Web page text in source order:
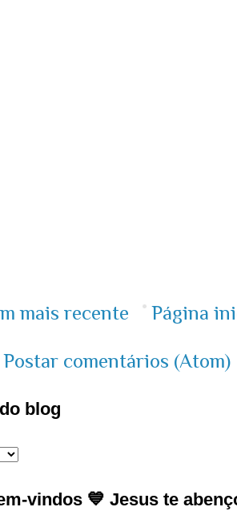
mais recente Página
Postar comentários (Atom)
blog
vindos 💙 Jesus te